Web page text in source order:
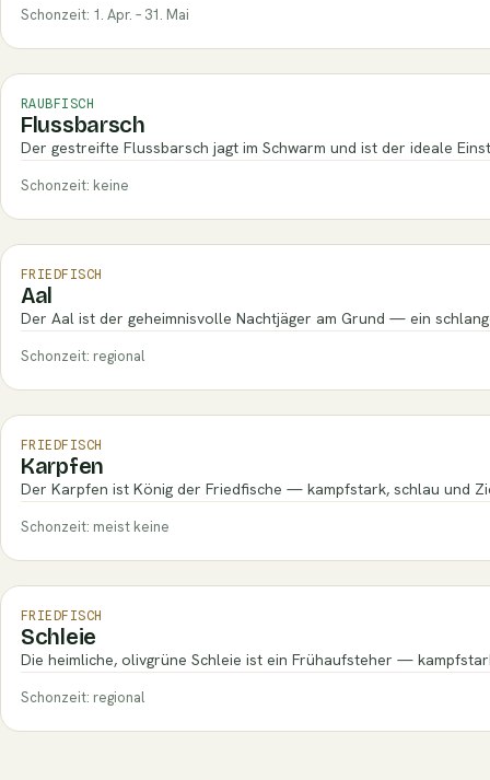
Schonzeit: 1. Apr. – 31. Mai
RAUBFISCH
Flussbarsch
Der gestreifte Flussbarsch jagt im Schwarm und ist der ideale
Schonzeit: keine
FRIEDFISCH
Aal
Der Aal ist der geheimnisvolle Nachtjäger am Grund — ein
Schonzeit: regional
FRIEDFISCH
Karpfen
Der Karpfen ist König der Friedfische — kampfstark, schlau und
Schonzeit: meist keine
FRIEDFISCH
Schleie
Die heimliche, olivgrüne Schleie ist ein Frühaufsteher —
Schonzeit: regional